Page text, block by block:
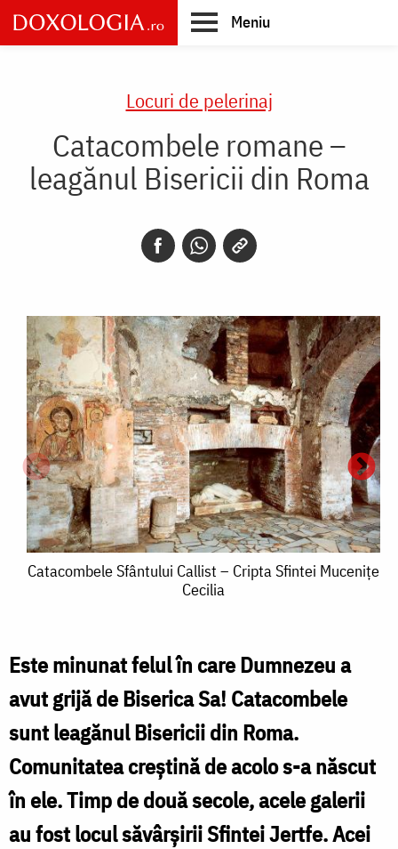
Skip
to
main
Meniu
Locuri de pelerinaj
Catacombele romane –
leagănul Bisericii din Roma
Catacombele
–
Cripta
Sfintei
Muceniţe
Cecilia
Catacombele Sfântului Callist – Cripta Sfintei Muceniţe
Cecilia
Este minunat felul în care Dumnezeu a
avut grijă de Biserica Sa! Catacombele
sunt leagănul Bisericii din Roma.
Comunitatea creştină de acolo s-a născut
în ele. Timp de două secole, acele galerii
au fost locul săvârşirii Sfintei Jertfe. Acei